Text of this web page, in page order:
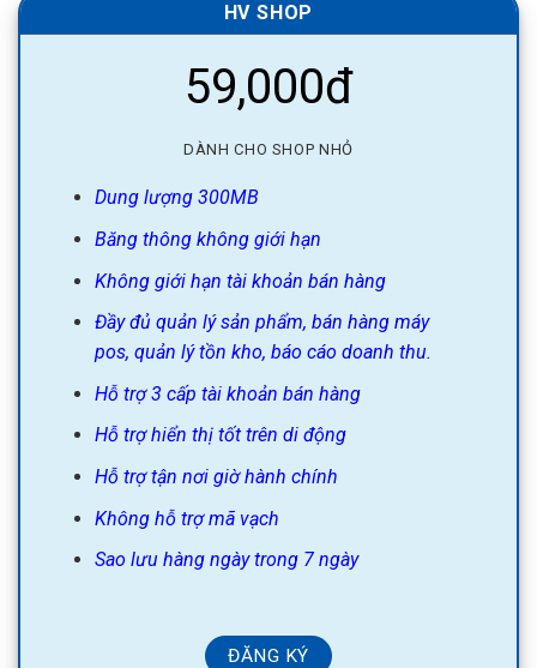
HV SHOP
59,000đ
DÀNH CHO SHOP NHỎ
Dung lượng 300MB
Băng thông không giới hạn
Không giới hạn tài khoản bán hàng
Đầy đủ quản lý sản phẩm, bán hàng máy
pos, quản lý tồn kho, báo cáo doanh thu.
Hỗ trợ 3 cấp tài khoản bán hàng
Hỗ trợ hiển thị tốt trên di động
Hỗ trợ tận nơi giờ hành chính
Không hỗ trợ mã vạch
Sao lưu hàng ngày trong 7 ngày
ĐĂNG KÝ